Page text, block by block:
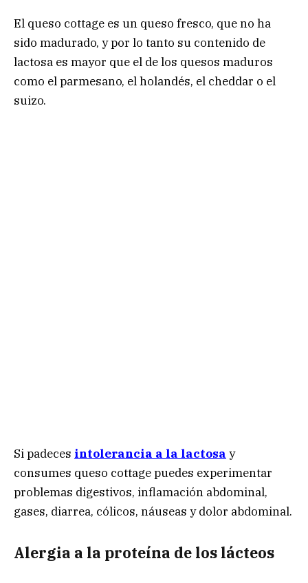
El queso cottage es un queso fresco, que no ha
sido madurado, y por lo tanto su contenido de
lactosa es mayor que el de los quesos maduros
como el parmesano, el holandés, el cheddar o el
suizo.
Si padeces intolerancia a la lactosa y
consumes queso cottage puedes experimentar
problemas digestivos, inflamación abdominal,
gases, diarrea, cólicos, náuseas y dolor abdominal.
Alergia a la proteína de los lácteos